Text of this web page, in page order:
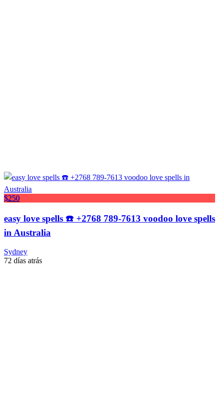
$250
easy love spells ☎️ +2768 789-7613 voodoo love spells
in Australia
Sydney
72 días atrás